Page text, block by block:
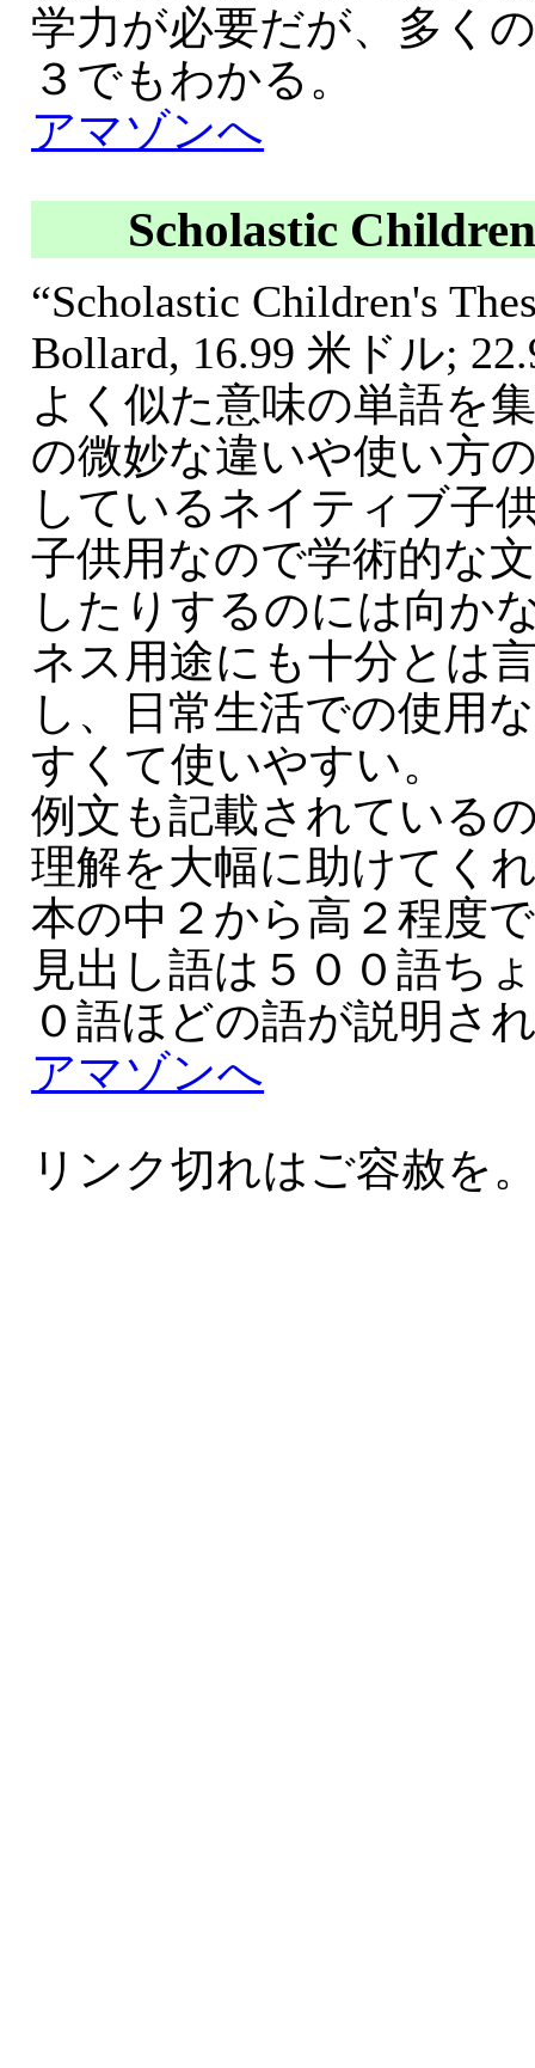
学力が必要だが、多く
３でもわかる。
アマゾンへ
Scholastic
“Scholastic Children's
Bollard, 16.99 米ドル;
よく似た意味の単語を
の微妙な違いや使い方
しているネイティブ子
子供用なので学術的な
したりするのには向か
ネス用途にも十分とは
し、日常生活での使用
すくて使いやすい。
例文も記載されている
理解を大幅に助けてく
本の中２から高２程度
見出し語は５００語ち
０語ほどの語が説明さ
アマゾンへ
リンク切れはご容赦を